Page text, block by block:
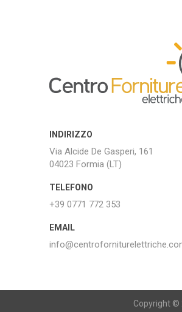
INDIRIZZO
Via Alcide De Gasperi, 161
04023 Formia (LT)
TELEFONO
+39 0771 772 353
EMAIL
Copyright ©